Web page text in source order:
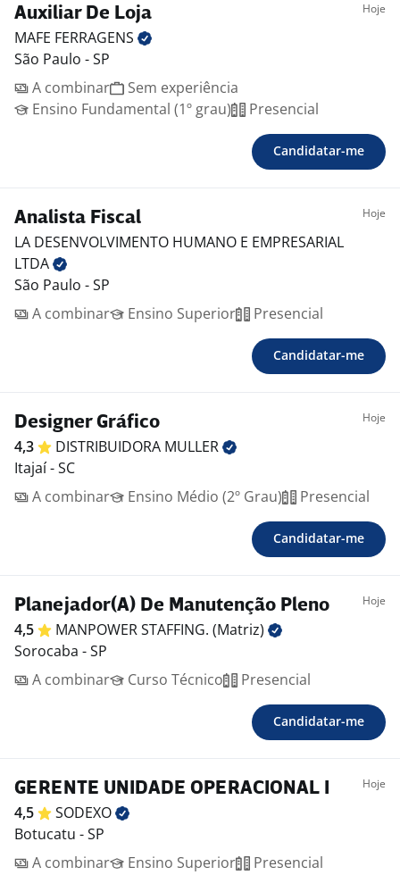
Auxiliar De Loja Hoje
MAFE FERRAGENS
São Paulo - SP
A combinar
Sem experiência
Ensino Fundamental (1º grau)
Presencial
Candidatar-me
Analista Fiscal Hoje
LA DESENVOLVIMENTO HUMANO E EMPRESARIAL
LTDA
São Paulo - SP
A combinar
Ensino Superior Presencial
Candidatar-me
Designer Gráfico Hoje
4,3 DISTRIBUIDORA MULLER
Itajaí - SC
A combinar
Ensino Médio (2º Grau) Presencial
Candidatar-me
Planejador(A) De Manutenção Pleno Hoje
4,5 MANPOWER STAFFING. (Matriz)
Sorocaba - SP
A combinar
Curso Técnico Presencial
Candidatar-me
GERENTE UNIDADE OPERACIONAL I Hoje
4,5
SODEXO
Botucatu - SP
A combinar
Ensino Superior Presencial